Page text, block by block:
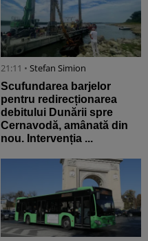
21:11 • Stefan Simion
Scufundarea barjelor
pentru redirecționarea
debitului Dunării spre
Cernavodă, amânată din
nou. Intervenția ...